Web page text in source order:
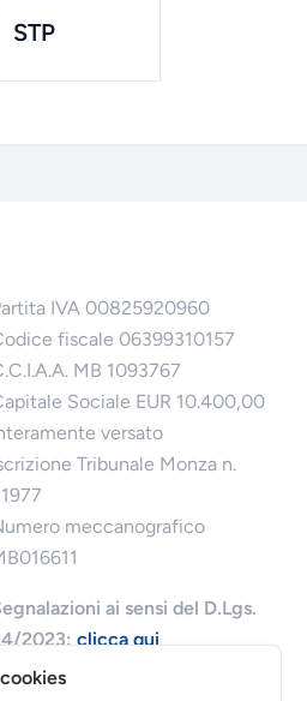
STP
IVA 00825920960
fiscale 06399310157
MB 1093767
Sociale EUR 10.400,00
versato
Tribunale Monza n.
meccanografico
ai sensi del D.Lgs.
2023:clicca qui